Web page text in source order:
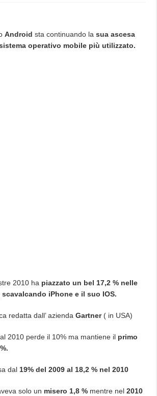
Android sta continuando la sua ascesa
operativo mobile più utilizzato.
2010 ha piazzato un bel 17,2 % nelle
iPhone e il suo IOS.
redatta dall’ aziendaGartner ( in USA)
al 2010 perde il 10% ma mantiene il primo
dal 19% del 2009 al 18,2 % nel 2010
solo un misero 1,8 % mentre nel2010